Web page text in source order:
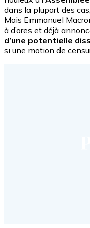
dans la plupart des
Mais Emmanuel
à d’ores et déjà
d’une potentielle
si une motion de